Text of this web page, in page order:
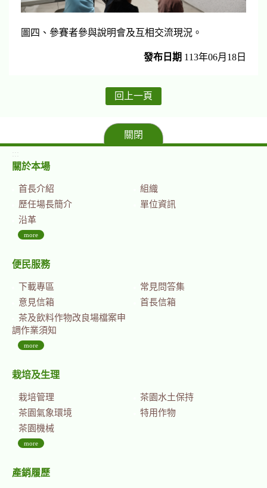
圖四、參賽者參與說明會及互相交流現況。
發布日期 113年06月18日
回上一頁
關閉
:::
關於本場
首長介紹
組織
歷任場長簡介
單位資訊
沿革
more
便民服務
下載專區
常見問答集
意見信箱
首長信箱
茶及飲料作物改良場檔案申
調作業須知
more
栽培及生理
栽培管理
茶園水土保持
茶園氣象環境
特用作物
茶園機械
more
產銷履歷